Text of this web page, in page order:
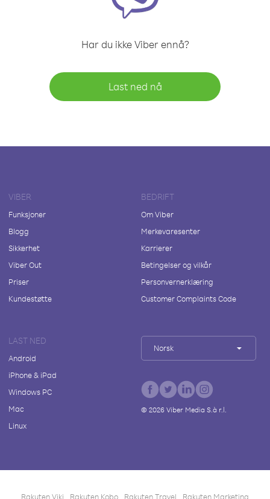
Har du ikke Viber ennå?
Last ned nå
VIBER
Funksjoner
Blogg
Sikkerhet
Viber Out
Priser
Kundestøtte
BEDRIFT
Om Viber
Merkevaresenter
Karrierer
Betingelser og vilkår
Personvernerklæring
Customer Complaints Code
LAST NED
Android
iPhone & iPad
Windows PC
Mac
Linux
Norsk
© 2026Viber Media S.à r.l.
Rakuten Viki Rakuten Kobo Rakuten Travel Rakuten Marketing